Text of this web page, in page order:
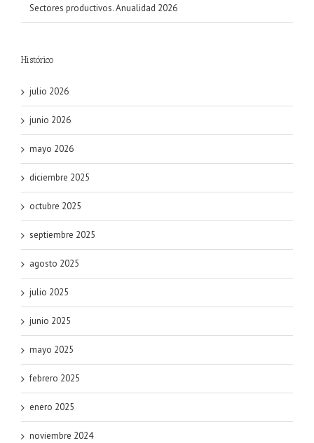
Sectores productivos. Anualidad 2026
Histórico
julio 2026
junio 2026
mayo 2026
diciembre 2025
octubre 2025
septiembre 2025
agosto 2025
julio 2025
junio 2025
mayo 2025
febrero 2025
enero 2025
noviembre 2024